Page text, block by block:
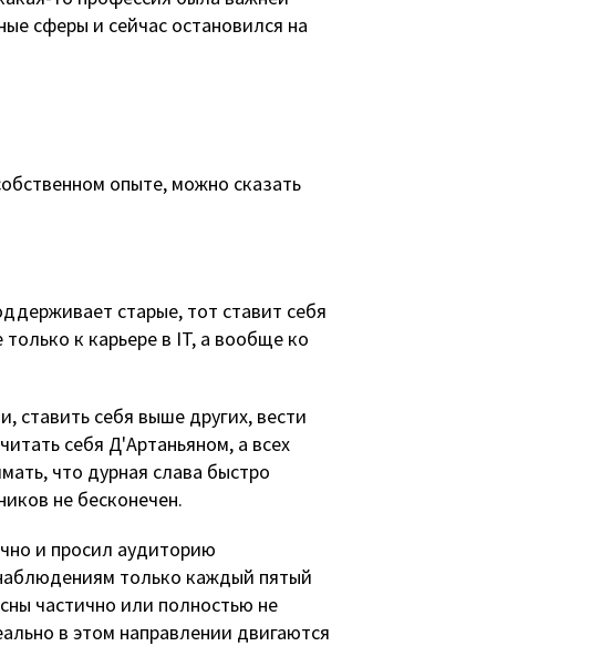
сферы и сейчас остановился на
опыте, можно сказать
старые, тот ставит себя
к карьере в IT, а вообще ко
ставить себя выше других, вести
себя Д'Артаньяном, а всех
что дурная слава быстро
не бесконечен.
и просил аудиторию
только каждый пятый
частично или полностью не
в этом направлении двигаются